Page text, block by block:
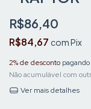
R$86,40
R$84,67 comPix
2% de desconto
Não acumulável com
Ver mais detalhes